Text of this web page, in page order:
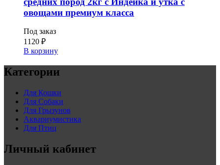
овощами премиум класса
Под заказ
1120 ₽
В корзину
Категории
Для Кошки
Для Собаки
Для Грызунов
Аквариумистика
Для Птиц
Личный кабинет